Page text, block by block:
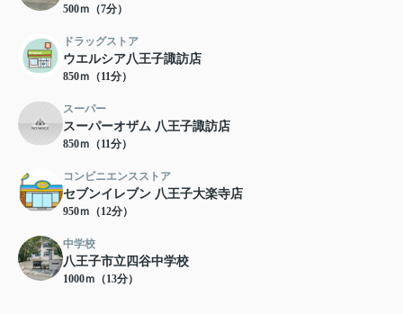
500ｍ（7分）
ドラッグストア
ウエルシア八王子諏訪店
850ｍ（11分）
スーパー
スーパーオザム 八王子諏訪店
850ｍ（11分）
コンビニエンスストア
セブンイレブン 八王子大楽寺店
950ｍ（12分）
中学校
八王子市立四谷中学校
1000ｍ（13分）